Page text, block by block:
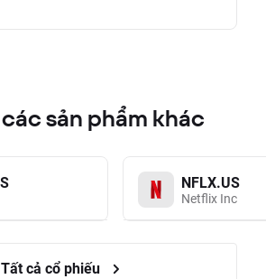
sản phẩm khác
NFLX.US
Netflix Inc
Tất cả cổ phiếu